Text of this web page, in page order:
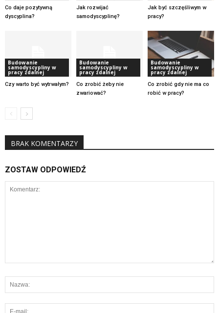
Co daje pozytywną
dyscyplina?
Jak rozwijać
samodyscyplinę?
Jak być szczęśliwym w
pracy?
Budowanie
samodyscypliny w
pracy zdalnej
Czy warto być wytrwałym?
Budowanie
samodyscypliny w
pracy zdalnej
Co zrobić żeby nie
zwariować?
Budowanie
samodyscypliny w
pracy zdalnej
Co zrobić gdy nie ma co
robić w pracy?
BRAK KOMENTARZY
ZOSTAW ODPOWIEDŹ